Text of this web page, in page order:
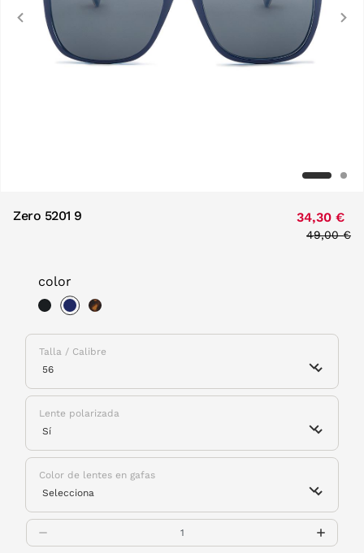
Previous
Zero 5201 9 34,30 €
Price
49,00 €
color
Talla / Calibre
Lente polarizada
Color de lentes en gafas